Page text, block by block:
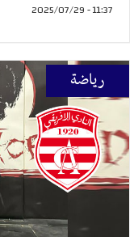
11:37 - 2025/07/29
رياضة